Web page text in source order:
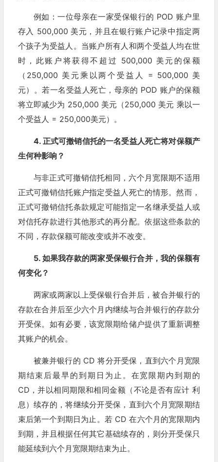
例如：一位母亲在一家受保银行的 POD 账户里
存入 500,000 美元，并且在银行账户记录中指定两
个孩子为受益人。当账户所有人和两个受益人均在世
时，此账户将获得不超过 500,000 美元的保额
（250,000 美元乘以两个受益人 = 500,000 美
元）。若一名受益人死亡，母亲的 POD 账户的保额
将立即减少为 250,000 美元（250,000 美元 乘以一
个受益人 = 250,000美元）。
4. 正式可撤销信托的一名受益人死亡将对保额产
生何种影响？
与非正式可撤销信托相同，六个月宽限期不适用
正式可撤销信托账户指定受益人死亡的情形。然而，
正式可撤销信托条款规定可能指定一名继承受益人或
对信托存款进行其他形式的再分配。依据这些条款的
不同，存款保额可能改变或并不改变。
5. 如果我存款的两家受保银行合并，我的保额有
何变化？
两家或两家以上受保银行合并后，被合并银行的
存款在合并后至少六个月内继续与合并银行的存款分
开受保。如有必要，该宽限期给储户提供了重新调整
其账户的机会。
被兼并银行的 CD 将分开受保，直到六个月宽限
期结束后最早的到期日为止。在宽限期内到期的
CD，并以相同期限和相同金额（不论是否有应计 利
息）续存的，将继续分开受保，直到六个月宽限期结
束后第一个到期日为止。若 CD 在六个月的宽限期内
到期，并且根据任何其它基础续存的，则分开受保只
能延续到六个月宽限期结束为止。